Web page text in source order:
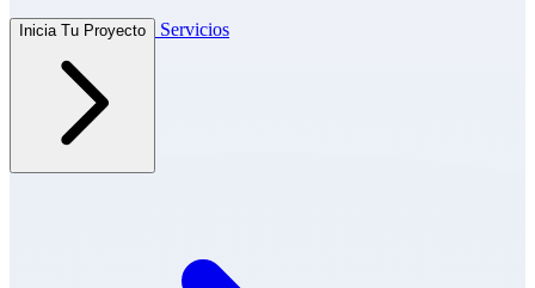
Inicia Tu Proyecto Servicios